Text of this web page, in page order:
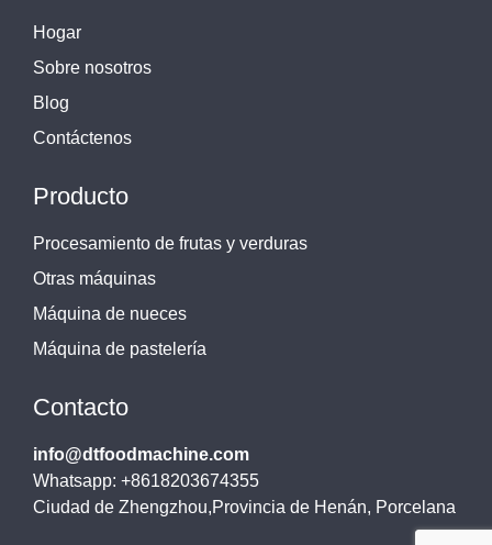
Hogar
Sobre nosotros
Blog
Contáctenos
Producto
Procesamiento de frutas y verduras
Otras máquinas
Máquina de nueces
Máquina de pastelería
Contacto
info@dtfoodmachine.com
Whatsapp: +8618203674355
Ciudad de Zhengzhou,Provincia de Henán, Porcelana